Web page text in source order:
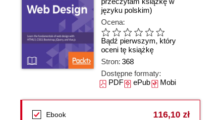
języku polskim)
Ocena:
Bądź pierwszym, który
oceni tę książkę
Stron: 368
Dostępne formaty:
PDFePubMobi
Ebook 116,10 zł